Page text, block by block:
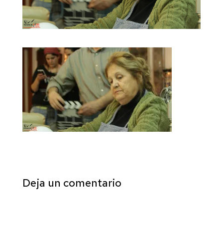
Deja un comentario